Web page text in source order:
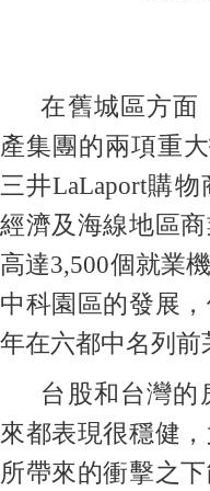
在舊城區方面
產集團的兩項重
三井LaLaport購
經濟及海線地區
高達3,500個就業
中科園區的發展
年在六都中名列前
台股和台灣的
來都表現很穩健
所帶來的衝擊之